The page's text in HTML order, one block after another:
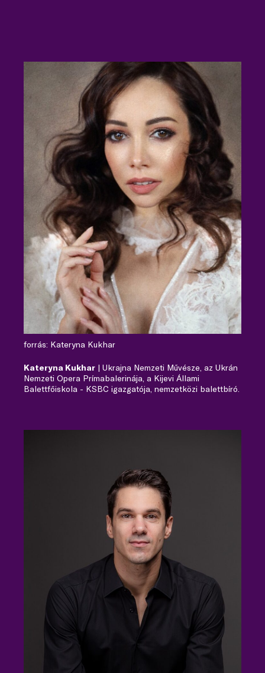
forrás: Kateryna Kukhar
Kateryna Kukhar | Ukrajna Nemzeti Művésze, az Ukrán
Nemzeti Opera Prímabalerinája, a Kijevi Állami
Balettfőiskola - KSBC igazgatója, nemzetközi balettbíró.